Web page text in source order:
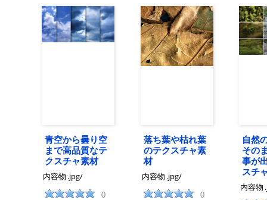
青空から曇り空
まで高品質なテ
クスチャ素材
内容物 .jpg/
0
落ち葉や枯れ葉
のテクスチャ素
材
内容物 .jpg/
0
自然
その
事が
スチ
内容物